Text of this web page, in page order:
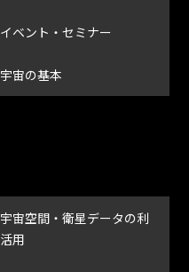
イベント・セミナー
宇宙の基本
宇宙空間・衛星データの利
活用